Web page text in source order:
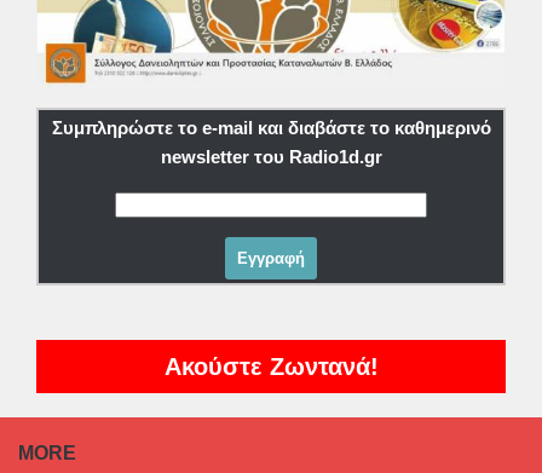
Συμπληρώστε το e-mail και διαβάστε το καθημερινό
newsletter του Radio1d.gr
Ακούστε Ζωντανά!
MORE